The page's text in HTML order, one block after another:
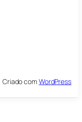
Criado com WordPress